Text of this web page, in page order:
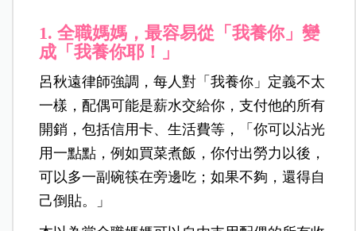
1. 全職媽媽，最容易從「我養你」變
成「我養你耶！」
呂秋遠律師強調，每人對「我養你」定義不太
一樣，配偶可能是薪水交給你，支付他的所有
開銷，包括信用卡、生活費等，「你可以沾光
用一點點，例如買菜煮飯，你付出勞力以後，
可以多一副碗筷在旁邊吃；如果不夠，還得自
己倒貼。」